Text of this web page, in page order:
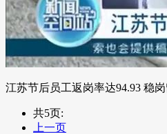
江苏节后员工返岗率达94.93 稳
共5页:
上一页